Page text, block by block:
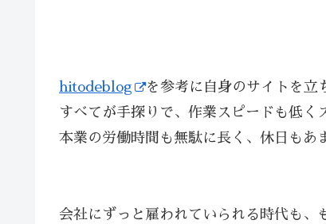
hitodeblog
を参考に自身のサイトを立
すべてが手探りで、作業スピードも低
本業の労働時間も無駄に長く、休日もあ
会社にずっと雇われていられる時代も、